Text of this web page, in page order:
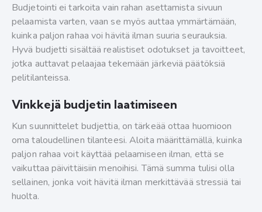
Budjetointi ei tarkoita vain rahan asettamista sivuun
pelaamista varten, vaan se myös auttaa ymmärtämään,
kuinka paljon rahaa voi hävitä ilman suuria seurauksia.
Hyvä budjetti sisältää realistiset odotukset ja tavoitteet,
jotka auttavat pelaajaa tekemään järkeviä päätöksiä
pelitilanteissa.
Vinkkejä budjetin laatimiseen
Kun suunnittelet budjettia, on tärkeää ottaa huomioon
oma taloudellinen tilanteesi. Aloita määrittämällä, kuinka
paljon rahaa voit käyttää pelaamiseen ilman, että se
vaikuttaa päivittäisiin menoihisi. Tämä summa tulisi olla
sellainen, jonka voit hävitä ilman merkittävää stressiä tai
huolta.